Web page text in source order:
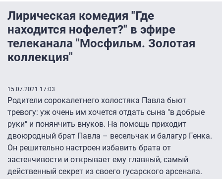
Лирическая комедия "Где
находится нофелет?" в эфире
телеканала "Мосфильм. Золотая
коллекция"
15.07.2021 17:03
Родители сорокалетнего холостяка Павла бьют
тревогу: уж очень им хочется отдать сына "в добрые
руки" и понянчить внуков. На помощь приходит
двоюродный брат Павла – весельчак и балагур Генка.
Он решительно настроен избавить брата от
застенчивости и открывает ему главный, самый
действенный секрет из своего гусарского арсенала.